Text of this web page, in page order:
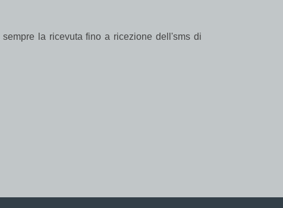
la ricevuta fino a ricezione dell'sms di